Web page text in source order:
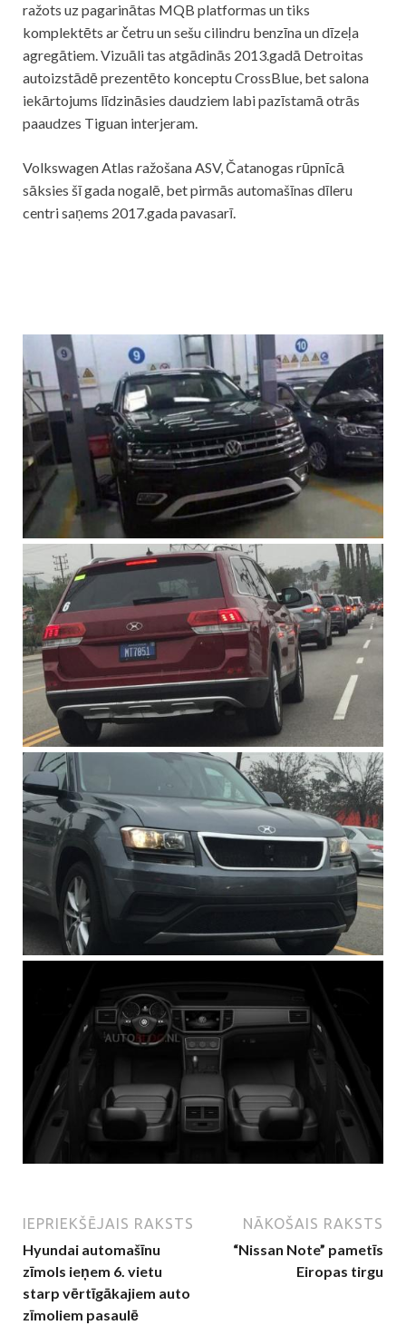
ražots uz pagarinātas MQB platformas un tiks
komplektēts ar četru un sešu cilindru benzīna un dīzeļa
agregātiem. Vizuāli tas atgādinās 2013.gadā Detroitas
autoizstādē prezentēto konceptu CrossBlue, bet salona
iekārtojums līdzināsies daudziem labi pazīstamā otrās
paaudzes Tiguan interjeram.
Volkswagen Atlas ražošana ASV, Čatanogas rūpnīcā
sāksies šī gada nogalē, bet pirmās automašīnas dīleru
centri saņems 2017.gada pavasarī.
IEPRIEKŠĒJAIS RAKSTS
Hyundai automašīnu
zīmols ieņem 6. vietu
starp vērtīgākajiem auto
zīmoliem pasaulē
NĀKOŠAIS RAKSTS
“Nissan Note” pametīs
Eiropas tirgu